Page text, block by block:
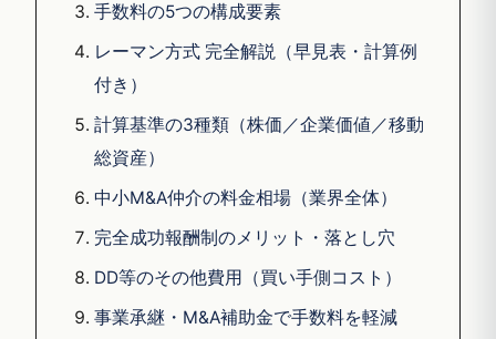
手数料の5つの構成要素
レーマン方式 完全解説（早見表・計算例
付き）
計算基準の3種類（株価／企業価値／移動
総資産）
中小M&A仲介の料金相場（業界全体）
完全成功報酬制のメリット・落とし穴
DD等のその他費用（買い手側コスト）
事業承継・M&A補助金で手数料を軽減